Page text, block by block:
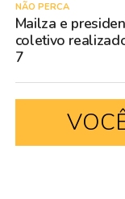
NÃO PERCA
Mailza e
coletivo
7